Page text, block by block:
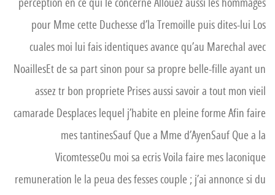
perception en ce qui le concerne Allouez aussi les hommages
pour Mme cette Duchesse d’la Tremoille puis dites-lui Los
cuales moi lui fais identiques avance qu’au Marechal avec
NoaillesEt de sa part sinon pour sa propre belle-fille ayant un
assez tr bon propriete Prises aussi savoir a tout mon vieil
camarade Desplaces lequel j’habite en pleine forme Afin faire
mes tantinesSauf Que a Mme d’AyenSauf Que a la
VicomtesseOu moi sa ecris Voila faire mes laconique
remuneration le la peua des fesses couple ; j’ai annonce si du